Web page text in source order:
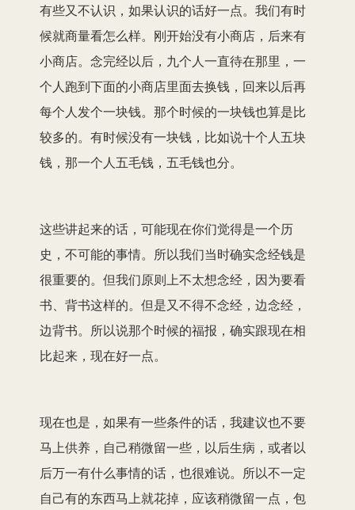
有些又不认识，如果认识的话好一点。我们有时
候就商量看怎么样。刚开始没有小商店，后来有
小商店。念完经以后，九个人一直待在那里，一
个人跑到下面的小商店里面去换钱，回来以后再
每个人发个一块钱。那个时候的一块钱也算是比
较多的。有时候没有一块钱，比如说十个人五块
钱，那一个人五毛钱，五毛钱也分。
这些讲起来的话，可能现在你们觉得是一个历
史，不可能的事情。所以我们当时确实念经钱是
很重要的。但我们原则上不太想念经，因为要看
书、背书这样的。但是又不得不念经，边念经，
边背书。所以说那个时候的福报，确实跟现在相
比起来，现在好一点。
现在也是，如果有一些条件的话，我建议也不要
马上供养，自己稍微留一些，以后生病，或者以
后万一有什么事情的话，也很难说。所以不一定
自己有的东西马上就花掉，应该稍微留一点，包